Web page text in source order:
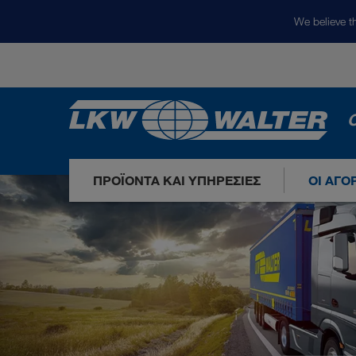
We believe
ΠΡΟΪΌΝΤΑ ΚΑΙ ΥΠΗΡΕΣΊΕΣ ΟΙ